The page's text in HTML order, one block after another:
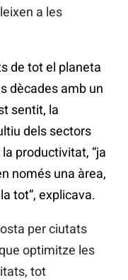
a les
de tot el planeta
dècades amb un
sentit, la
dels sectors
productivitat, “ja
només una àrea,
tot”, explicava.
per ciutats
optimitze les
tot